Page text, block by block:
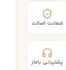
ضمانت اصالت
پشتیبانی بامار